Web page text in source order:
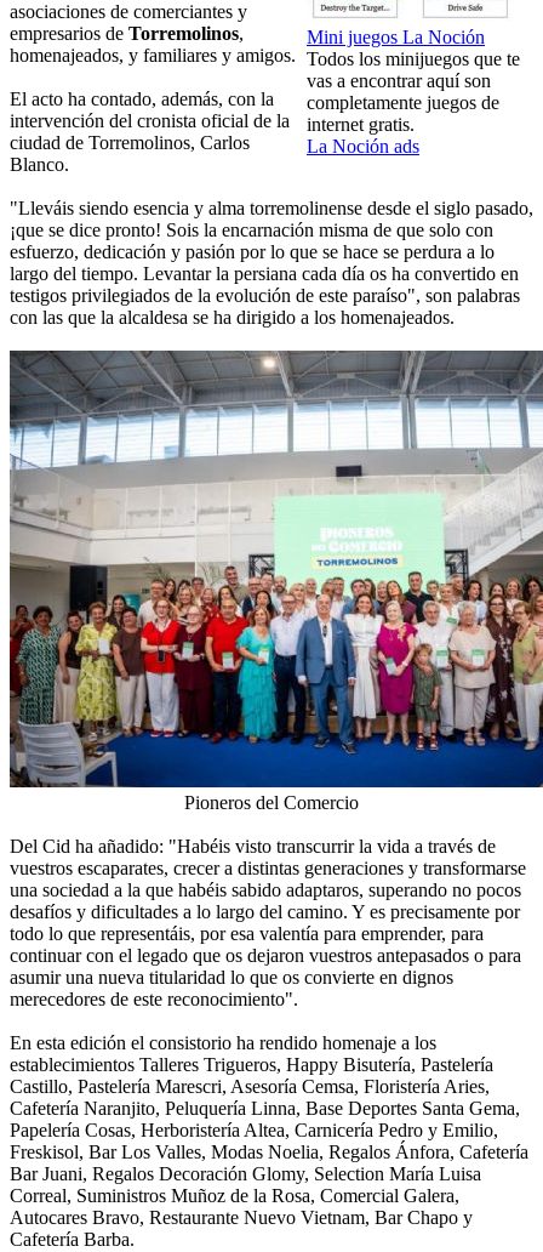
Mini juegos La Noción
Todos los minijuegos que te
vas a encontrar aquí son
completamente juegos de
internet gratis.
La Noción ads
asociaciones de comerciantes y
empresarios de Torremolinos,
homenajeados, y familiares y amigos.
El acto ha contado, además, con la
intervención del cronista oficial de la
ciudad de Torremolinos, Carlos
Blanco.
"Lleváis siendo esencia y alma torremolinense desde el siglo pasado,
¡que se dice pronto! Sois la encarnación misma de que solo con
esfuerzo, dedicación y pasión por lo que se hace se perdura a lo
largo del tiempo. Levantar la persiana cada día os ha convertido en
testigos privilegiados de la evolución de este paraíso", son palabras
con las que la alcaldesa se ha dirigido a los homenajeados.
Pioneros del Comercio
Del Cid ha añadido: "Habéis visto transcurrir la vida a través de
vuestros escaparates, crecer a distintas generaciones y transformarse
una sociedad a la que habéis sabido adaptaros, superando no pocos
desafíos y dificultades a lo largo del camino. Y es precisamente por
todo lo que representáis, por esa valentía para emprender, para
continuar con el legado que os dejaron vuestros antepasados o para
asumir una nueva titularidad lo que os convierte en dignos
merecedores de este reconocimiento".
En esta edición el consistorio ha rendido homenaje a los
establecimientos Talleres Trigueros, Happy Bisutería, Pastelería
Castillo, Pastelería Marescri, Asesoría Cemsa, Floristería Aries,
Cafetería Naranjito, Peluquería Linna, Base Deportes Santa Gema,
Papelería Cosas, Herboristería Altea, Carnicería Pedro y Emilio,
Freskisol, Bar Los Valles, Modas Noelia, Regalos Ánfora, Cafetería
Bar Juani, Regalos Decoración Glomy, Selection María Luisa
Correal, Suministros Muñoz de la Rosa, Comercial Galera,
Autocares Bravo, Restaurante Nuevo Vietnam, Bar Chapo y
Cafetería Barba.